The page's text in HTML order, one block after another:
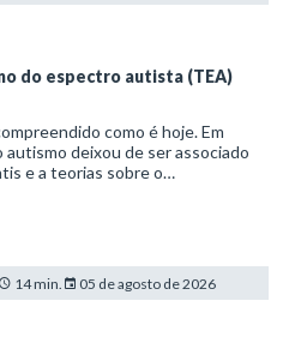
do espectro autista (TEA)
como é hoje. Em
deixou de ser associado
e a teorias sobre o
14 min. 05 de agosto de 2026